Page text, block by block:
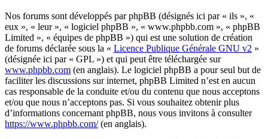
Nos forums sont développés par phpBB (désignés ici par « ils », «
eux », « leur », « logiciel phpBB », « www.phpbb.com », « phpBB
Limited », « équipes de phpBB ») qui est une solution de création
de forums déclarée sous la « Licence Publique Générale GNU v2 »
(désignée ici par « GPL ») et qui peut être téléchargée sur
www.phpbb.com (en anglais). Le logiciel phpBB a pour seul but de
faciliter les discussions sur internet, phpBB Limited n’est en aucun
cas responsable de la conduite et/ou du contenu que nous acceptons
et/ou que nous n’acceptons pas. Si vous souhaitez obtenir plus
d’informations concernant phpBB, nous vous invitons à consulter
https://www.phpbb.com/(en anglais).